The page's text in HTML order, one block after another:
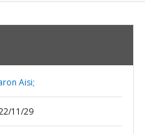
Aisi;
11/29